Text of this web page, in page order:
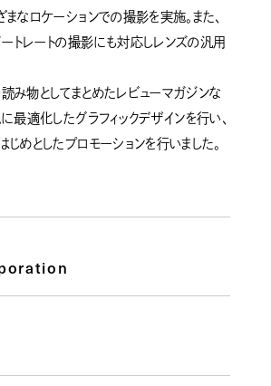
まなロケーションでの撮影を実施。また、
トレートの撮影にも対応しレンズの汎用
み物としてまとめたレビューマガジンな
に最適化したグラフィックデザインを行い、
じめとしたプロモーションを行いました。